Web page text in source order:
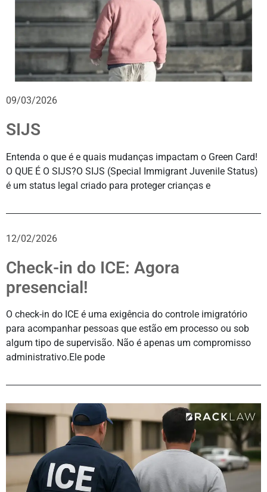
09/03/2026
SIJS
Entenda o que é e quais mudanças impactam o Green Card!
O QUE É O SIJS?O SIJS (Special Immigrant Juvenile Status)
é um status legal criado para proteger crianças e
12/02/2026
Check-in do ICE: Agora
presencial!
O check-in do ICE é uma exigência do controle imigratório
para acompanhar pessoas que estão em processo ou sob
algum tipo de supervisão. Não é apenas um compromisso
administrativo.Ele pode